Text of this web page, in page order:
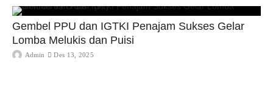
Gembel PPU dan IGTKI Penajam Sukses Gelar
Lomba Melukis dan Puisi
Admin Des 13, 2025